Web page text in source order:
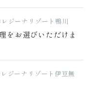
ジーナリゾート鴨川
をお選びいただけま
ジーナリゾート伊豆無